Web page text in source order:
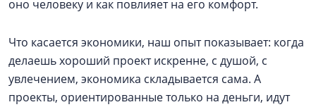
оно человеку и как повлияет на его комфорт.
Что касается экономики, наш опыт показывает: когда
делаешь хороший проект искренне, с душой, с
увлечением, экономика складывается сама. А
проекты, ориентированные только на деньги, идут